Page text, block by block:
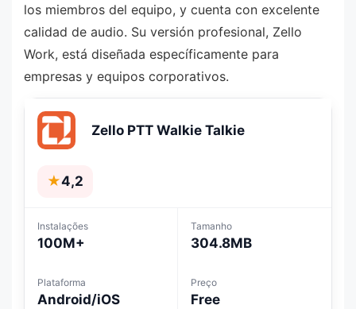
los miembros del equipo, y cuenta con excelente
calidad de audio. Su versión profesional, Zello
Work, está diseñada específicamente para
empresas y equipos corporativos.
Zello PTT Walkie Talkie
★4,2
Instalações
100M+
Tamanho
304.8MB
Plataforma
Android/iOS
Preço
Free